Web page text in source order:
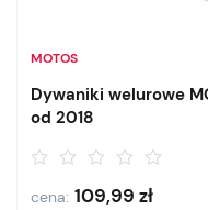
MOTOS
Dywaniki welurowe
od 2018
cena: 109,99 zł